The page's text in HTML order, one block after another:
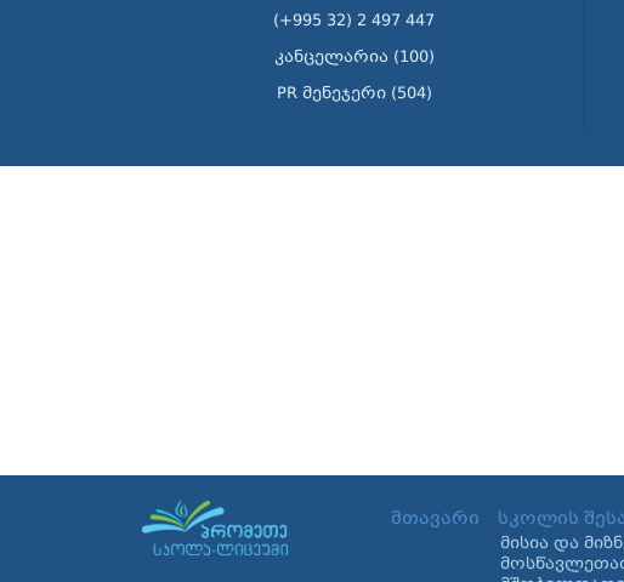
(+995 32) 2 497 447
კანცელარია (100)
PR მენეჯერი (504)
მთავარი სკოლის
მისია და